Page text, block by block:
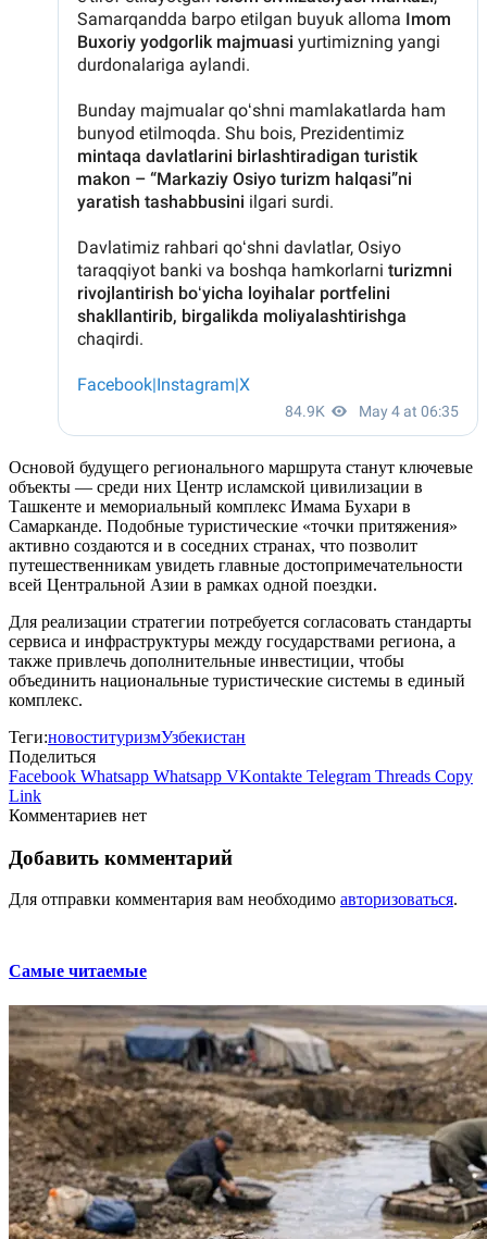
Основой будущего регионального маршрута станут ключевые
объекты — среди них Центр исламской цивилизации в
Ташкенте и мемориальный комплекс Имама Бухари в
Самарканде. Подобные туристические «точки притяжения»
активно создаются и в соседних странах, что позволит
путешественникам увидеть главные достопримечательности
всей Центральной Азии в рамках одной поездки.
Для реализации стратегии потребуется согласовать стандарты
сервиса и инфраструктуры между государствами региона, а
также привлечь дополнительные инвестиции, чтобы
объединить национальные туристические системы в единый
комплекс.
Теги:новоституризмУзбекистан
Поделиться
Facebook Whatsapp Whatsapp VKontakte Telegram Threads Copy
Link
Комментариев нет
Добавить комментарий
Для отправки комментария вам необходимо авторизоваться.
Самые читаемые